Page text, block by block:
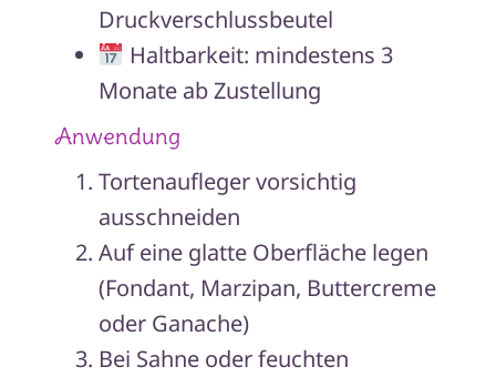
Druckverschlussbeutel
Haltbarkeit: mindestens 3
Monate ab Zustellung
Anwendung
Tortenaufleger vorsichtig
ausschneiden
Auf eine glatte Oberfläche legen
(Fondant, Marzipan, Buttercreme
oder Ganache)
Bei Sahne oder feuchten